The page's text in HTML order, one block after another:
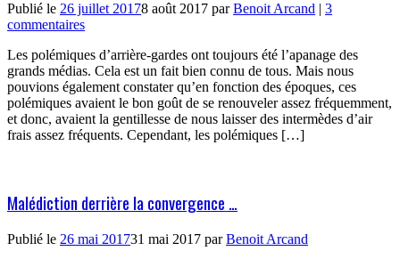
Publié le 26 juillet 20178 août 2017 parBenoit Arcand | 3
commentaires
Les polémiques d’arrière-gardes ont toujours été l’apanage des
grands médias. Cela est un fait bien connu de tous. Mais nous
pouvions également constater qu’en fonction des époques, ces
polémiques avaient le bon goût de se renouveler assez fréquemment,
et donc, avaient la gentillesse de nous laisser des intermèdes d’air
frais assez fréquents. Cependant, les polémiques […]
Malédiction derrière la convergence …
Publié le 26 mai 201731 mai 2017 parBenoit Arcand